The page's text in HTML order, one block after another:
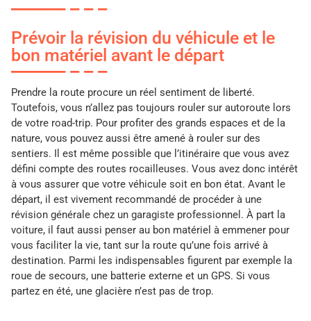
Prévoir la révision du véhicule et le
bon matériel avant le départ
Prendre la route procure un réel sentiment de liberté.
Toutefois, vous n’allez pas toujours rouler sur autoroute lors
de votre road-trip. Pour profiter des grands espaces et de la
nature, vous pouvez aussi être amené à rouler sur des
sentiers. Il est même possible que l’itinéraire que vous avez
défini compte des routes rocailleuses. Vous avez donc intérêt
à vous assurer que votre véhicule soit en bon état. Avant le
départ, il est vivement recommandé de procéder à une
révision générale chez un garagiste professionnel. À part la
voiture, il faut aussi penser au bon matériel à emmener pour
vous faciliter la vie, tant sur la route qu’une fois arrivé à
destination. Parmi les indispensables figurent par exemple la
roue de secours, une batterie externe et un GPS. Si vous
partez en été, une glacière n’est pas de trop.